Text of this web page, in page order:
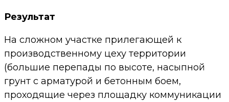
Результат
На сложном участке прилегающей к
производственному цеху территории
(большие перепады по высоте, насыпной
грунт с арматурой и бетонным боем,
проходящие через площадку коммуникации